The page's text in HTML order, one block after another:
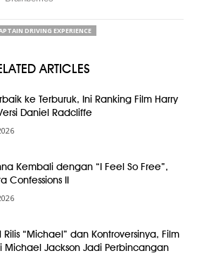
DRIVING EXPERIENCE
ARTICLES
ke Terburuk, Ini Ranking Film Harry
Daniel Radcliffe
Kembali dengan “I Feel So Free”,
Confessions II
“Michael” dan Kontroversinya, Film
Michael Jackson Jadi Perbincangan